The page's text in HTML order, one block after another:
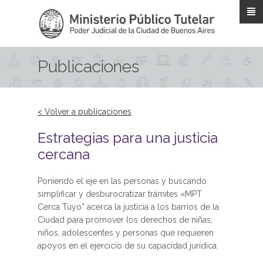
Publicaciones
< Volver a publicaciones
Estrategias para una justicia
cercana
Poniendo el eje en las personas y buscando
simplificar y desburocratizar trámites «MPT
Cerca Tuyo” acerca la justicia a los barrios de la
Ciudad para promover los derechos de niñas,
niños, adolescentes y personas que requieren
apoyos en el ejercicio de su capacidad jurídica.